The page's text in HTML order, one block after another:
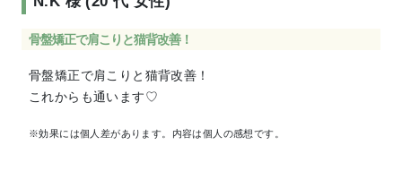
⾻盤矯正で肩こりと猫背改善！
⾻盤矯正で肩こりと猫背改善！
これからも通います♡
※効果には個人差があります。内容は個人の感想です。